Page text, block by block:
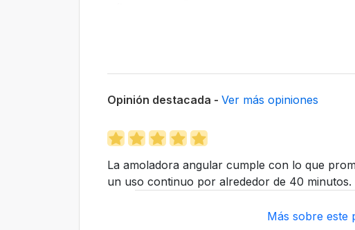
Opinión destacada - Ver más opiniones
La amoladora angular cumple con lo que
un uso continuo por alrededor de 40 minutos.
Más sobre este